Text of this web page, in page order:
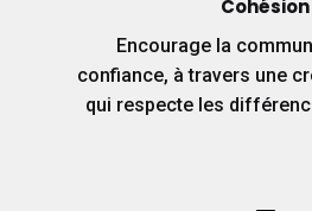
Cohésion
Encourage la
confiance, à travers une
qui respecte les